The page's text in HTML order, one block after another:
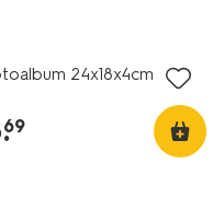
24x18x4cm roze
.
69